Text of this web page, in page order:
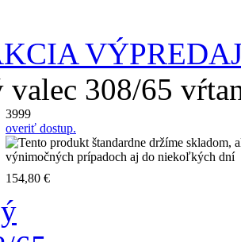
valec 308/65
3999
overiť dostup.
154,80 €